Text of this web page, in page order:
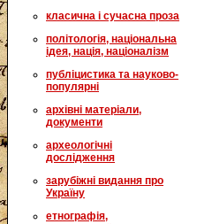
класична і сучасна проза
політологія, національна
ідея, нація, націоналізм
публіцистика та науково-
популярні
архівні матеріали,
документи
археологічні
дослідження
зарубіжні видання про
Україну
етнографія,